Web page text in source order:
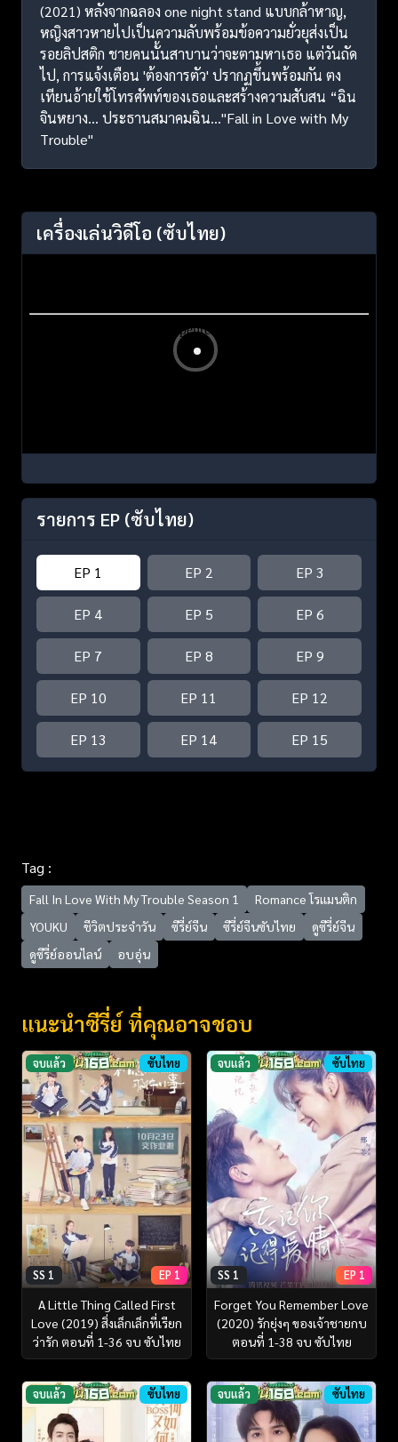
(2021) หลังจากฉลอง one night stand แบบกล้าหาญ,
หญิงสาวหายไปเป็นความลับพร้อมข้อความยั่วยุส่งเป็น
รอยลิปสติก ชายคนนั้นสาบานว่าจะตามหาเธอ แต่วันถัด
ไป, การแจ้งเตือน 'ต้องการตัว' ปรากฏขึ้นพร้อมกัน ตง
เทียนอ้ายใช้โทรศัพท์ของเธอและสร้างความสับสน “ฉิน
จินหยาง… ประธานสมาคมฉิน…"Fall in Love with My
Trouble"
เครื่องเล่นวิดีโอ (ซับไทย)
รายการ EP (ซับไทย)
EP 1 EP 2 EP 3
EP 4 EP 5 EP 6
EP 7 EP 8 EP 9
EP 10 EP 11 EP 12
EP 13 EP 14 EP 15
Tag :
Fall In Love With My Trouble Season 1
Romance โรแมนติก
YOUKU
ชีวิตประจำวัน ซีรี่ย์จีน ซีรี่ย์จีนซับไทย
ดูซีรี่ย์จีน
ดูซีรี่ย์ออนไลน์
อบอุ่น
แนะนำซีรี่ย์ ที่คุณอาจชอบ
จบแล้ว ซับไทย
SS 1 EP 1
A Little Thing Called First
Love (2019) สิ่งเล็กเล็กที่เรียก
ว่ารัก ตอนที่ 1-36 จบ ซับไทย
จบแล้ว ซับไทย
SS 1 EP 1
Forget You Remember Love
(2020) รักยุ่งๆ ของเจ้าชายกบ
ตอนที่ 1-38 จบ ซับไทย
จบแล้ว ซับไทย จบแล้ว ซับไทย